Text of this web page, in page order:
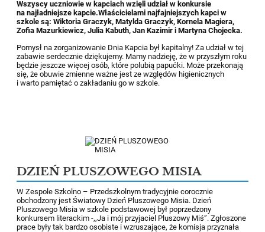
Wszyscy uczniowiew kapciach wzięli udział w konkursie
na najładniejsze kapcie.Właścicielami najfajniejszych kapci w
szkole są: Wiktoria Graczyk, Matylda Graczyk, Kornela Magiera,
Zofia Mazurkiewicz, Julia Kabuth, Jan Kazimir i Martyna Chojecka.
Pomysł na zorganizowanie Dnia Kapcia był kapitalny! Za udział w tej
zabawie serdecznie dziękujemy. Mamy nadzieję, że w przyszłym roku
będzie jeszcze więcej osób, które polubią papućki. Może przekonają
się, że obuwie zmienne ważne jest ze względów higienicznych
i warto pamiętać o zakładaniu go w szkole.
DZIEŃ PLUSZOWEGO MISIA
W Zespole Szkolno – Przedszkolnym tradycyjnie corocznie
obchodzony jest Światowy Dzień Pluszowego Misia. Dzień
Pluszowego Misia w szkole podstawowej był poprzedzony
konkursem literackim -,,Ja i mój przyjaciel Pluszowy Miś”. Zgłoszone
prace były tak bardzo osobiste i wzruszające, że komisja przyznała